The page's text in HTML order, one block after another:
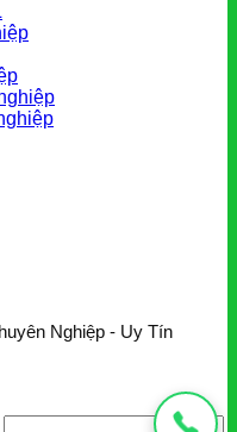
Nghiệp - Uy Tín